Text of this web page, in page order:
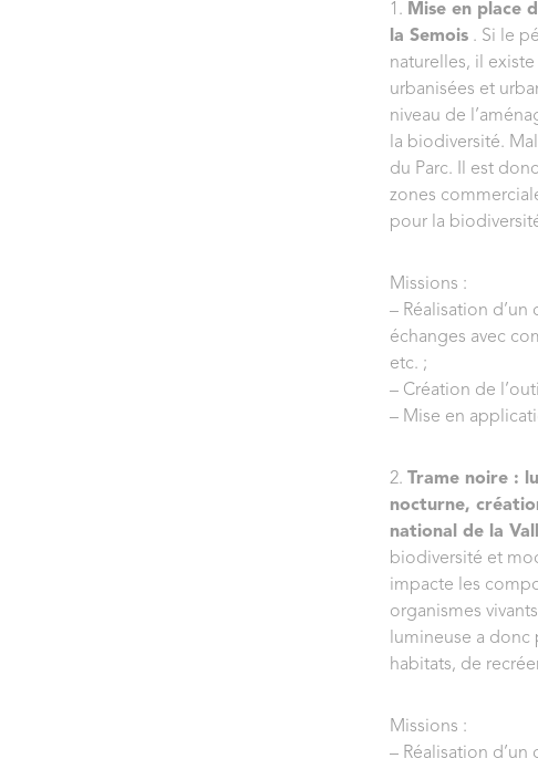
1. Mise en place
la Semois . Si le
naturelles, il
urbanisées et
niveau de
la biodiversité.
du Parc. Il est
zones
pour la
Missions :
– Réalisation
échanges avec
etc. ;
– Création de
– Mise en
2.
Trame noire :
nocturne,
national de la
biodiversité et
impacte les
organismes
lumineuse a
habitats, de
Missions :
– Réalisation